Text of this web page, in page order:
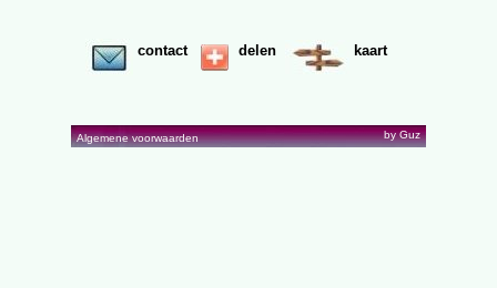
contact delen kaart
Algemene voorwaarden by Guz